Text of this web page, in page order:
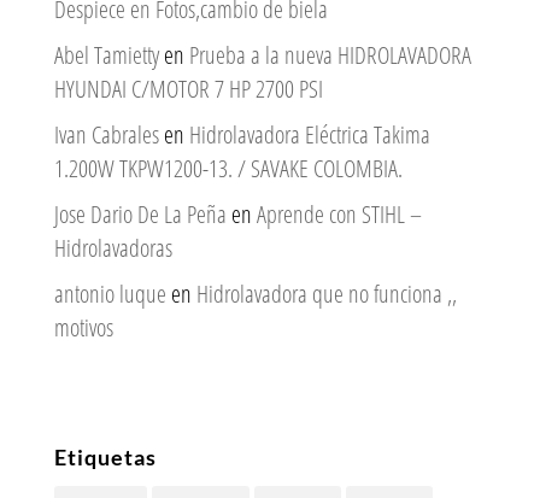
Despiece en Fotos,cambio de biela
Abel Tamiettyen Prueba a la nueva HIDROLAVADORA
HYUNDAI C/MOTOR 7 HP 2700 PSI
Ivan Cabralesen Hidrolavadora Eléctrica Takima
1.200W TKPW1200-13. / SAVAKE COLOMBIA.
Jose Dario De La Peña enAprende con STIHL –
Hidrolavadoras
antonio luque en Hidrolavadora que no funciona ,,
motivos
Etiquetas